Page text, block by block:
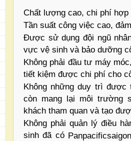
Chất lượng cao, chi phí hợp
Tần suất công việc cao,
Được sử dụng đội ngũ
vực vệ sinh và bảo dưỡng
Không phải đầu tư máy
tiết kiệm được chi phí cho
Không những duy trì được
còn mang lại môi trường
khách tham quan và tạo
Không phải quản lý điều
sinh đã có